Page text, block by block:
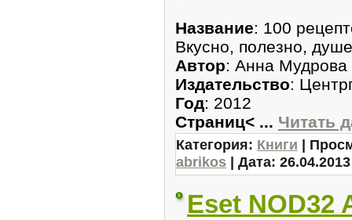
Название: 100
Вкусно, полезно,
Автор: Анна Мудрова
Издательство:
Год: 2012
Страниц< ... Читать
Категория: Книги |
abrikos | Дата: 26.04.2013
Eset NOD32